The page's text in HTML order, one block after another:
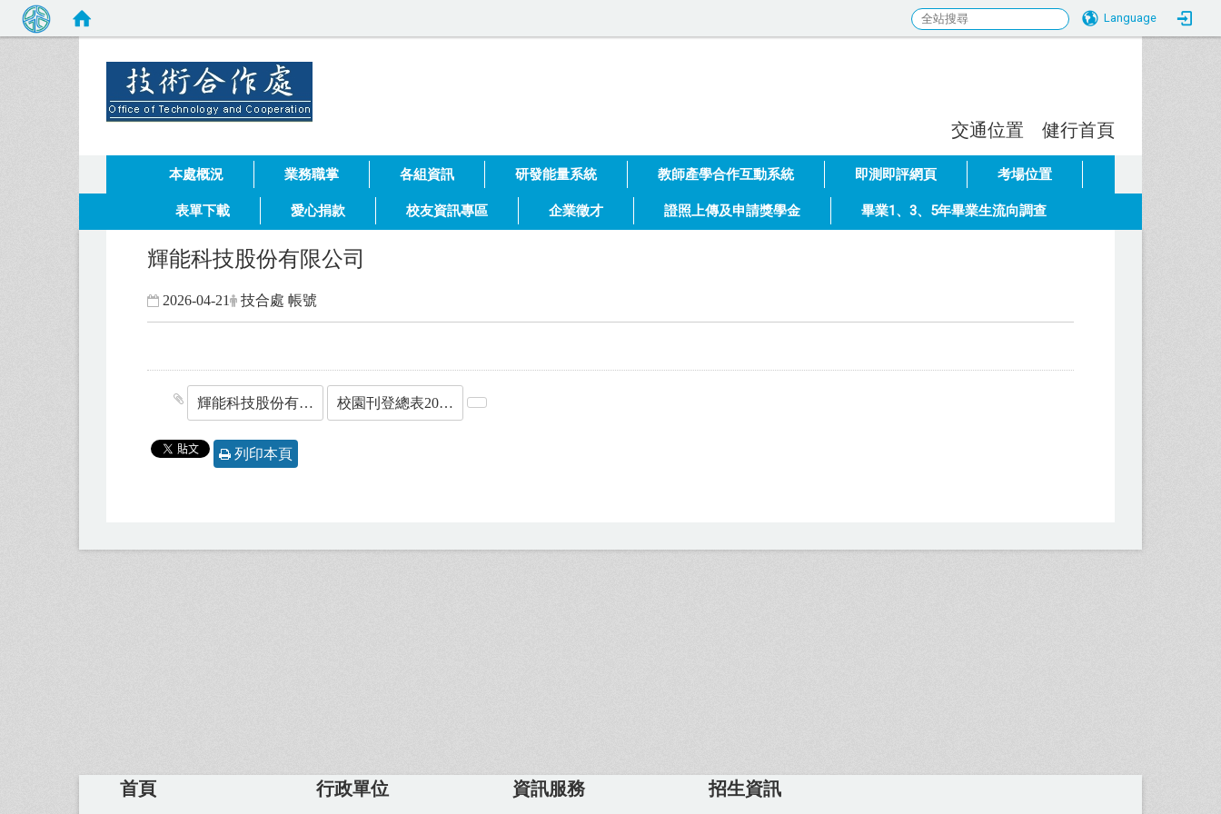
Language
交通位置 健行首頁
本處概況 業務職掌 各組資訊 研發能量系統 教師產學合作互動系統 即測即評網頁 考場位置
表單下載 愛心捐款 校友資訊專區 企業徵才 證照上傳及申請獎學金 畢業1、3、5年畢業生流向調查
輝能科技股份有限公司
2026-04-21 技合處 帳號
輝能科技股份有限公司.pdf 校園刊登總表202604科技大學_管制明文_.xlsx
列印本頁
首頁 行政單位 資訊服務 招生資訊